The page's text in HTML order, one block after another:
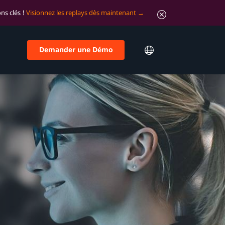
clés ! Visionnez les replays dès maintenant
Demander une Démo